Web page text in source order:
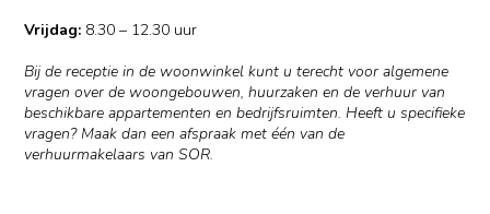
Vrijdag: 8.30 – 12.30 uur
Bij de receptie in de woonwinkel kunt u terecht voor algemene
vragen over de woongebouwen, huurzaken en de verhuur van
beschikbare appartementen en bedrijfsruimten. Heeft u specifieke
vragen? Maak dan een afspraak met één van de
verhuurmakelaars van SOR.